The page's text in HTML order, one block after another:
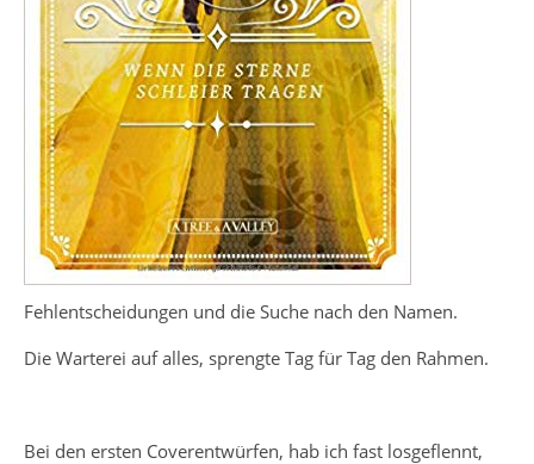
Fehlentscheidungen und die Suche nach den Namen.
Die Warterei auf alles, sprengte Tag für Tag den Rahmen.
Bei den ersten Coverentwürfen, hab ich fast losgeflennt,